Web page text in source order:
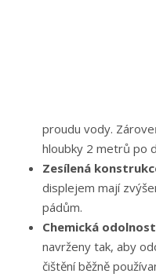
proudu vody.
hloubky 2 metrů po
Zesílená
displejem mají
pádům.
Chemická
navrženy tak, aby
čištění běžně